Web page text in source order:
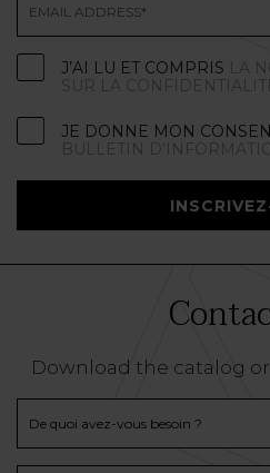
J’AI LU ET COMPRIS LA
SUR LA
JE DONNE MON
BULLETIN
Download the catalog